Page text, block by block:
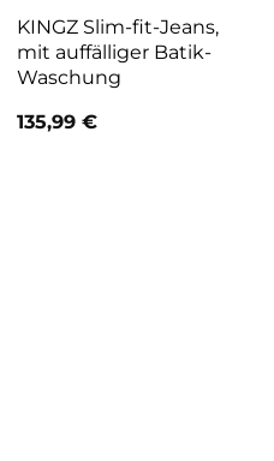
KINGZ Slim-fit-Jeans,
mit auffälliger Batik-
Waschung
135,99 €